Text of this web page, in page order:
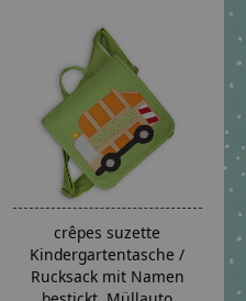
crêpes suzette
Kindergartentasche /
Rucksack mit Namen